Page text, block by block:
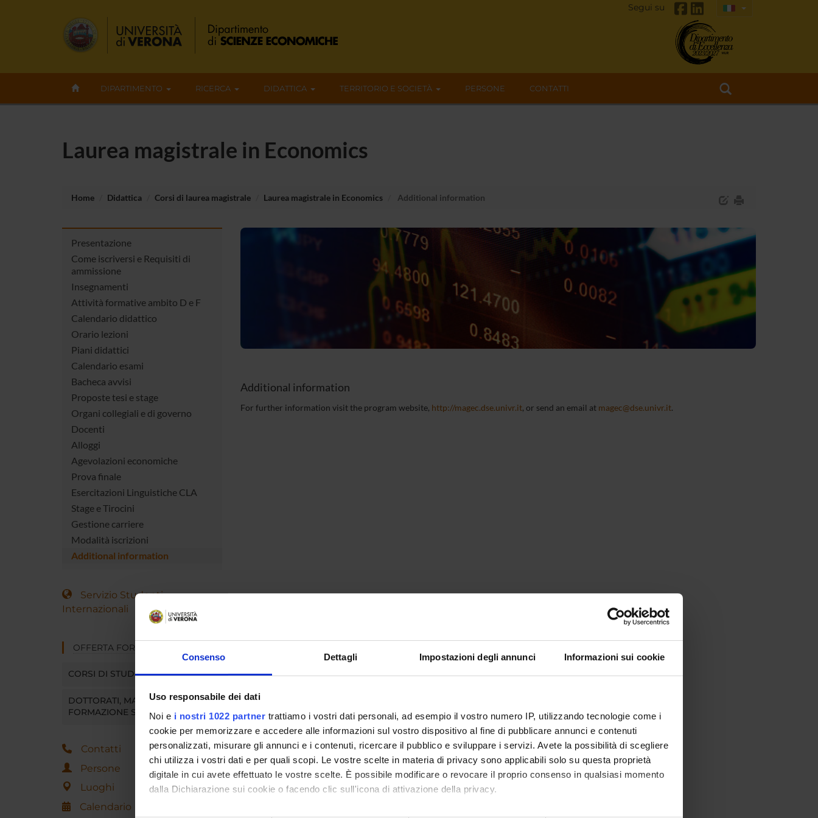
Consenso Dettagli Impostazioni degli annunci Informazioni sui cookie
Uso responsabile dei dati
Noi e i nostri 1022 partner trattiamo i vostri dati personali, ad esempio il vostro numero IP, utilizzando tecnologie come i
cookie per memorizzare e accedere alle informazioni sul vostro dispositivo al fine di pubblicare annunci e contenuti
personalizzati, misurare gli annunci e i contenuti, ricercare il pubblico e sviluppare i servizi. Avete la possibilità di scegliere
chi utilizza i vostri dati e per quali scopi. Le vostre scelte in materia di privacy sono applicabili solo su questa proprietà
digitale in cui avete effettuato le vostre scelte. È possibile modificare o revocare il proprio consenso in qualsiasi momento
dalla Dichiarazione sui cookie o facendo clic sull'icona di attivazione della privacy.
Segui su
DIPARTIMENTO RICERCA DIDATTICA TERRITORIO E SOCIETÀ PERSONE CONTATTI
Laurea magistrale in Economics
Home Didattica Corsi di laurea magistrale Laurea magistrale in Economics Additional information
Presentazione
Come iscriversi e Requisiti di
ammissione
Insegnamenti
Attività formative ambito D e F
Calendario didattico
Orario lezioni
Piani didattici
Calendario esami
Bacheca avvisi
Proposte tesi e stage
Organi collegiali e di governo
Docenti
Alloggi
Agevolazioni economiche
Prova finale
Esercitazioni Linguistiche CLA
Stage e Tirocini
Gestione carriere
Modalità iscrizioni
Additional information
Servizio Studenti
Internazionali
OFFERTA FORMATIVA
CORSI DI STUDIO
DOTTORATI, MASTER E
FORMAZIONE SUPERIORE
Contatti
Persone
Luoghi
Calendario
Additional information
For further information visit the program website, http://magec.dse.univr.it, or send an email at magec@dse.univr.it.